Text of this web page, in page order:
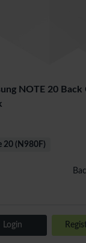
NOTE 20 Back
20 (N980F)
Login